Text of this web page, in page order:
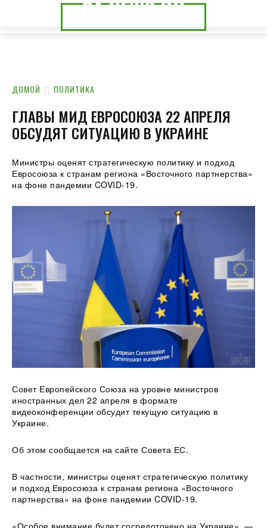
24.NEWS.CK
24.NEWS.DP
ДОМОЙ ПОЛИТИКА
ГЛАВЫ МИД ЕВРОСОЮЗА 22 АПРЕЛЯ
ОБСУДЯТ СИТУАЦИЮ В УКРАИНЕ
Министры оценят стратегическую политику и подход
Евросоюза к странам региона «Восточного партнерства»
на фоне пандемии COVID-19.
Совет Европейского Союза на уровне министров
иностранных дел 22 апреля в формате
видеоконференции обсудит текущую ситуацию в
Украине.
Об этом сообщается на сайте Совета ЕС.
В частности, министры оценят стратегическую политику
и подход Евросоюза к странам региона «Восточного
партнерства» на фоне пандемии COVID-19.
«Особое внимание будет сосредоточено на Украине», —